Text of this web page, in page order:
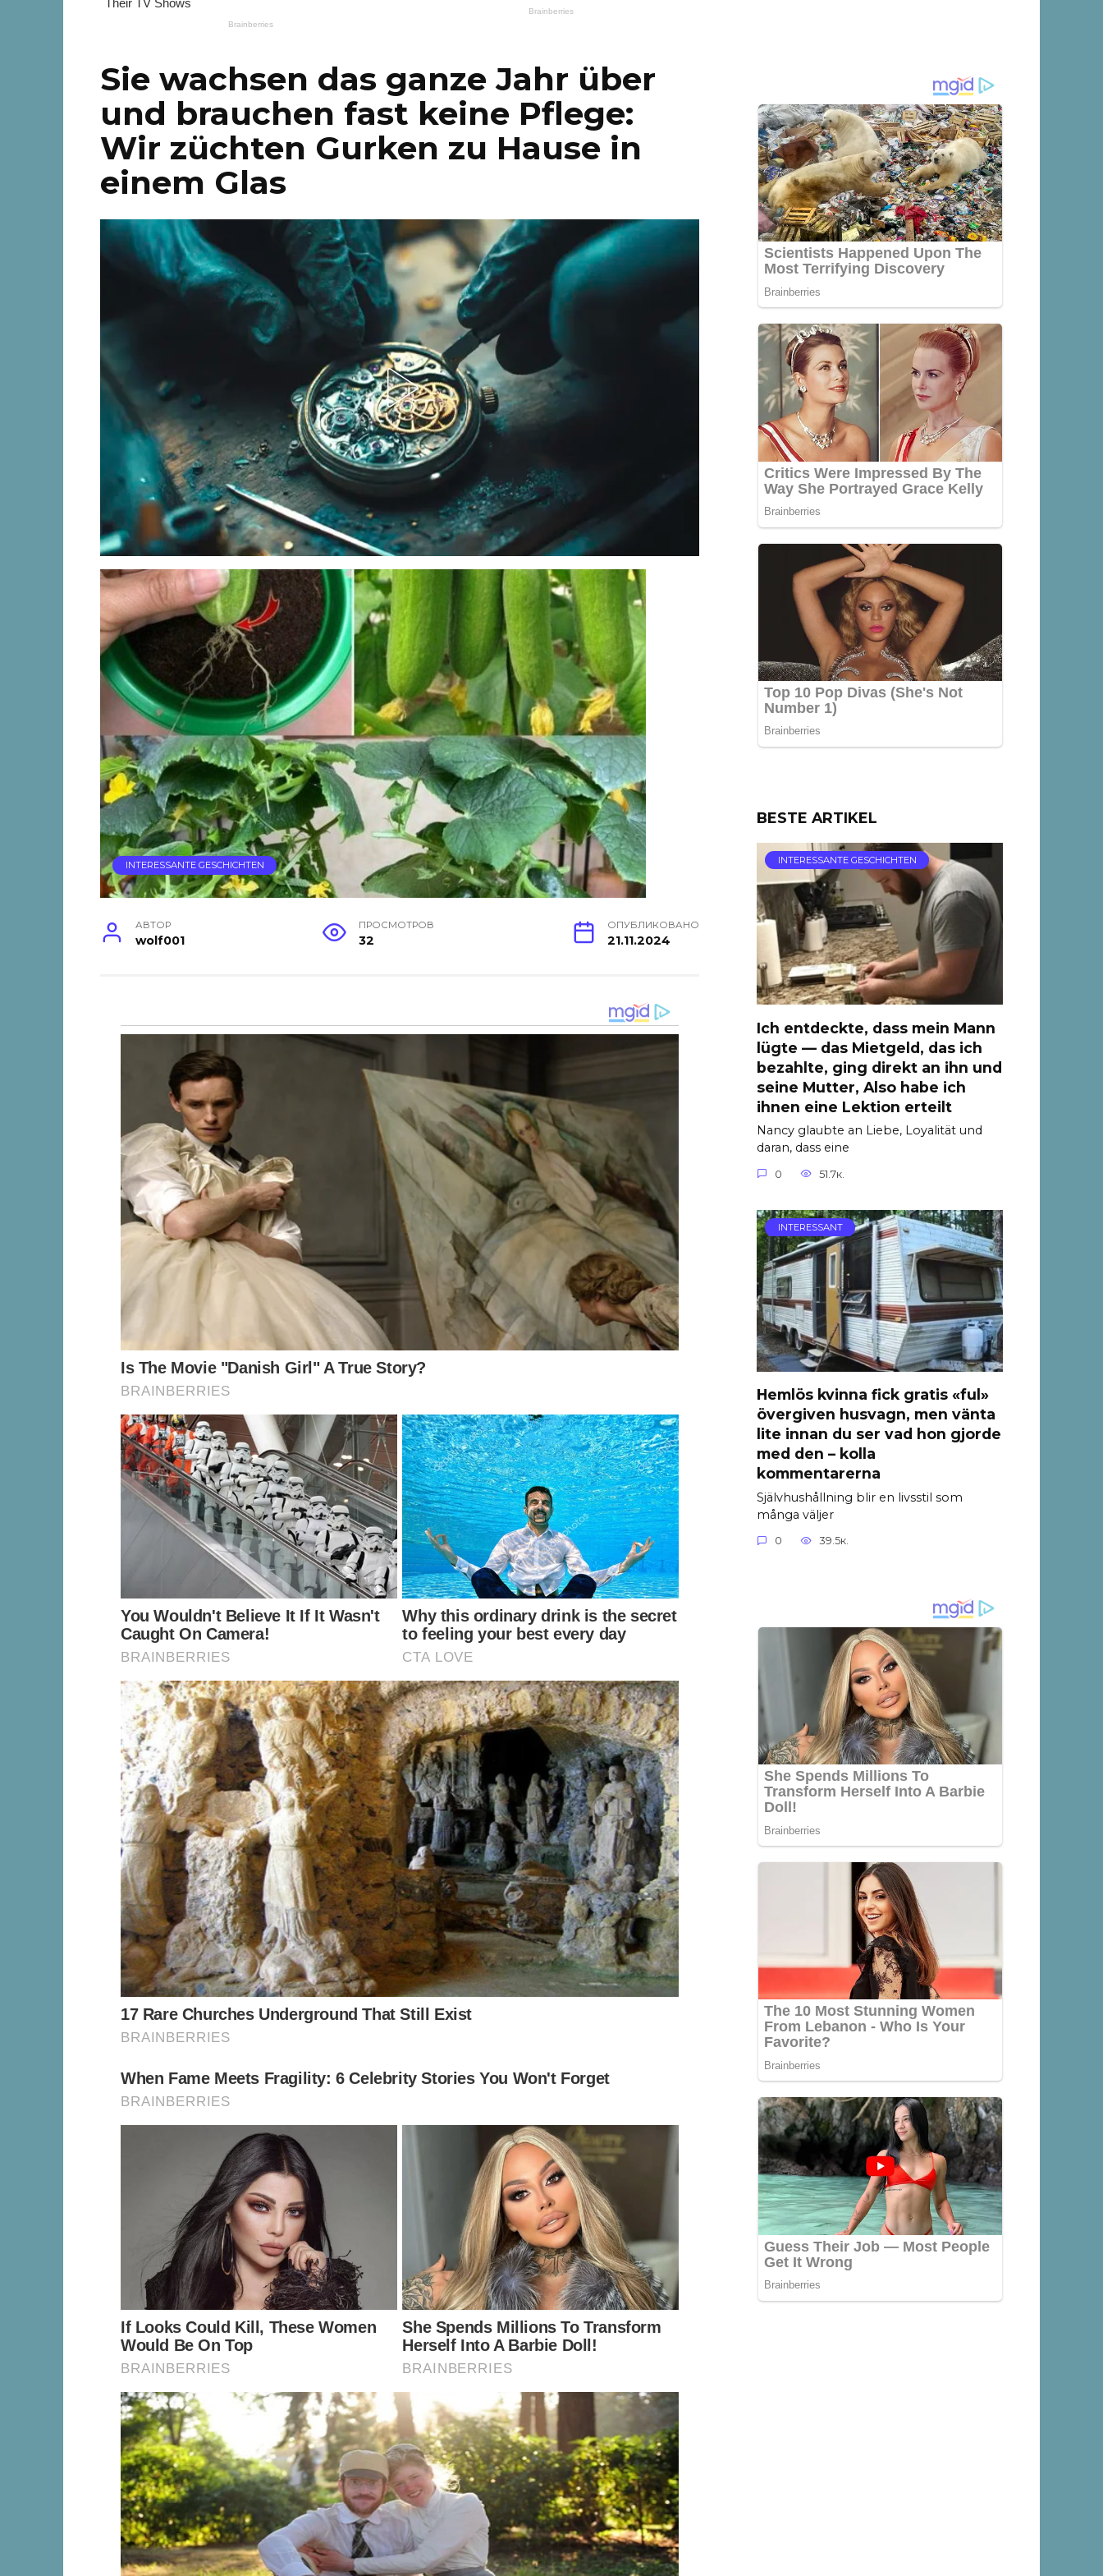
Sie wachsen das ganze Jahr über
und brauchen fast keine Pflege:
Wir züchten Gurken zu Hause in
einem Glas
INTERESSANTE GESCHICHTEN
АВТОР
wolf001
ПРОСМОТРОВ
32
ОПУБЛИКОВАНО
21.11.2024
BESTE ARTIKEL
INTERESSANTE GESCHICHTEN
Ich entdeckte, dass mein Mann
lügte — das Mietgeld, das ich
bezahlte, ging direkt an ihn und
seine Mutter, Also habe ich
ihnen eine Lektion erteilt
Nancy glaubte an Liebe, Loyalität und
daran, dass eine
0 51.7к.
INTERESSANT
Hemlös kvinna fick gratis «ful»
övergiven husvagn, men vänta
lite innan du ser vad hon gjorde
med den – kolla
kommentarerna
Självhushållning blir en livsstil som
många väljer
0 39.5к.